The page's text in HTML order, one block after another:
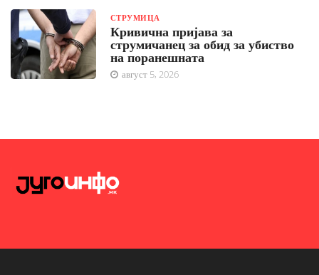
СТРУМИЦА
Кривична пријава за
струмичанец за обид за убиство
на поранешната
август 5, 2026